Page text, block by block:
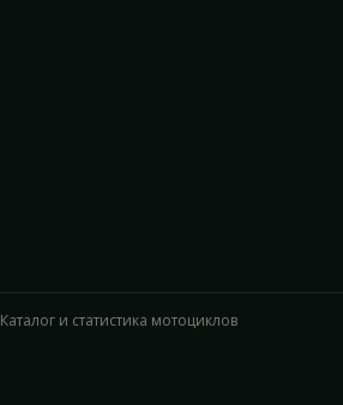
Каталог и статистика мотоциклов